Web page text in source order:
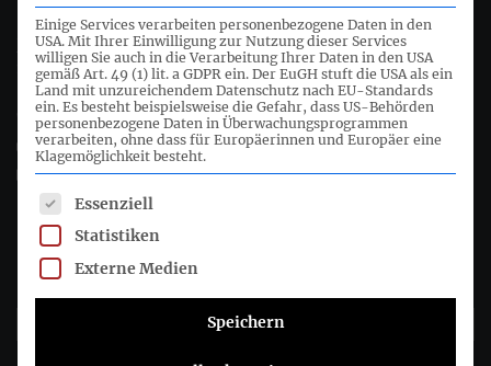
Joachimsthaler Str. 34
10719 Berlin
+49 (0)30 20 64 12 - 0
+49 (0)30 20 64 12 - 15
info@drsc.de
Folgen Sie dem DRSC
Einige Services verarbeiten personenbezogene Daten in den
USA. Mit Ihrer Einwilligung zur Nutzung dieser Services
willigen Sie auch in die Verarbeitung Ihrer Daten in den USA
gemäß Art. 49 (1) lit. a GDPR ein. Der EuGH stuft die USA als ein
Land mit unzureichendem Datenschutz nach EU-Standards
ein. Es besteht beispielsweise die Gefahr, dass US-Behörden
personenbezogene Daten in Überwachungsprogrammen
verarbeiten, ohne dass für Europäerinnen und Europäer eine
Klagemöglichkeit besteht.
Es folgt eine Liste der Service-Gruppen, für die eine
Essenziell
Statistiken
Externe Medien
Speichern